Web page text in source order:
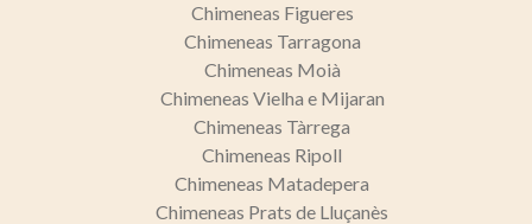
Chimeneas Figueres
Chimeneas Tarragona
Chimeneas Moià
Chimeneas Vielha e Mijaran
Chimeneas Tàrrega
Chimeneas Ripoll
Chimeneas Matadepera
Chimeneas Prats de Lluçanès